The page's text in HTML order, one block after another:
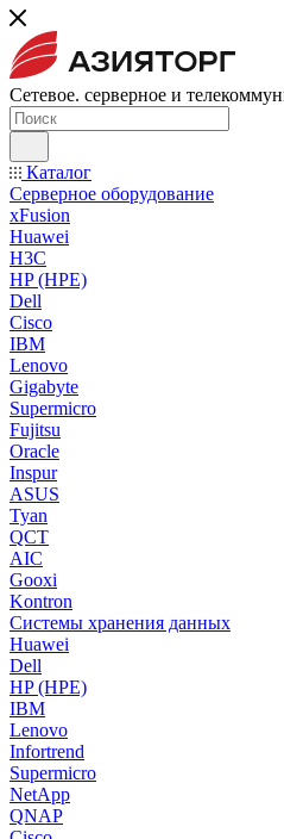
Сетевое. серверное и
Каталог
Серверное оборудование
xFusion
Huawei
H3C
HP (HPE)
Dell
Cisco
IBM
Lenovo
Gigabyte
Supermicro
Fujitsu
Oracle
Inspur
ASUS
Tyan
QCT
AIC
Gooxi
Kontron
Системы хранения данных
Huawei
Dell
HP (HPE)
IBM
Lenovo
Infortrend
Supermicro
NetApp
QNAP